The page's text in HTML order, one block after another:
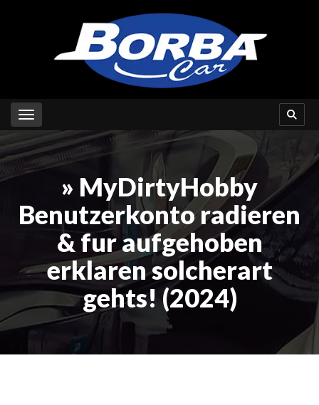
Toggle navigation
» MyDirtyHobby
Benutzerkonto radieren
& fur aufgehoben
erklaren solcherart
gehts! (2024)